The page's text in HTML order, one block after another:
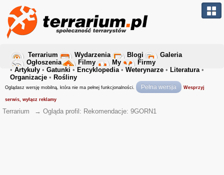
Terrarium Wydarzenia Blogi
Galeria
Ogłoszenia
Filmy My
Firmy
• Artykuły • Gatunki • Encyklopedia• Weterynarze • Literatura•
Organizacje • Rośliny
Oglądasz wersję mobilną, która nie ma pełnej funkcjonalności. Pełna wersja Wesprzyj
serwis, wyłącz reklamy
Terrarium → Ogląda profil: Rekomendacje: 9GORN1